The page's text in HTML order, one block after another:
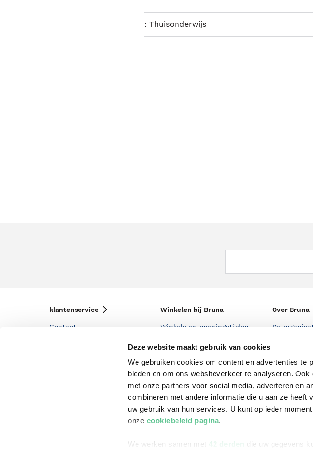
Deze website maakt gebruik van cookies
We gebruiken cookies om content en advertenties te
bieden en om ons websiteverkeer te analyseren.
met onze partners voor social media, adverteren en
combineren met andere informatie die u aan ze
uw gebruik van hun services. U kunt op ieder
onze cookiebeleid pagina.
We werken samen met 42 derden die uw gegevens
: Thuisonderwijs
klantenservice
Contact
Annuleren & Retourneren
Zakelijk boeken bestellen
Winkelen bij Bruna
Winkels en openingstijden
Assortiment in de winkel
Cadeaukaarten
Cadeauboxen
Staatsloterij
ING Servicepunten
Over Bruna
De
De
Statement